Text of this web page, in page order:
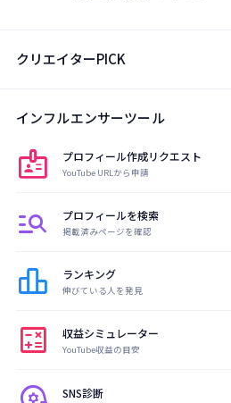
クリエイターPICK
インフルエンサーツール
badge プロフィール作成リクエスト
YouTube URLから申請
manage_search プロフィールを検索
掲載済みページを確認
leaderboard ランキング
伸びている人を発見
calculate 収益シミュレーター
YouTube収益の目安
SNS診断